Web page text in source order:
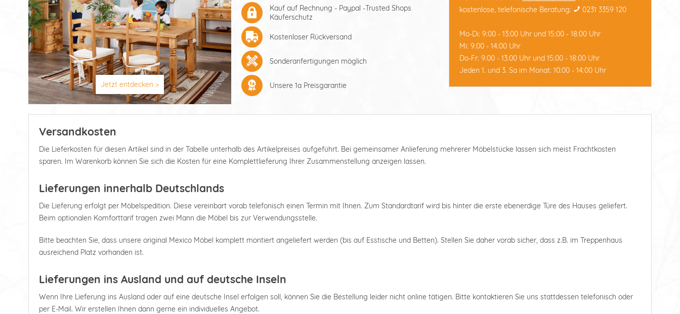
Jetzt entdecken >
Kauf auf Rechnung - Paypal -Trusted Shops
Käuferschutz
Kostenloser Rückversand
Sonderanfertigungen möglich
Unsere 1a Preisgarantie
kostenlose, telefonische Beratung:
0231 3359 120
Mo-Di: 9:00 - 13:00 Uhr und 15:00 - 18:00 Uhr
Mi: 9:00 - 14:00 Uhr
Do-Fr: 9:00 - 13:00 Uhr und 15:00 - 18:00 Uhr
Jeden 1. und 3. Sa im Monat: 10:00 - 14:00 Uhr
Versandkosten
Die Lieferkosten für diesen Artikel sind in der Tabelle unterhalb des Artikelpreises aufgeführt. Bei gemeinsamer Anlieferung mehrerer Möbelstücke lassen sich meist Frachtkosten
sparen. Im Warenkorb können Sie sich die Kosten für eine Komplettlieferung Ihrer Zusammenstellung anzeigen lassen.
Lieferungen innerhalb Deutschlands
Die Lieferung erfolgt per Möbelspedition. Diese vereinbart vorab telefonisch einen Termin mit Ihnen. Zum Standardtarif wird bis hinter die erste ebenerdige Türe des Hauses geliefert.
Beim optionalen Komforttarif tragen zwei Mann die Möbel bis zur Verwendungsstelle.
Bitte beachten Sie, dass unsere original Mexico Möbel komplett montiert angeliefert werden (bis auf Esstische und Betten). Stellen Sie daher vorab sicher, dass z.B. im Treppenhaus
ausreichend Platz vorhanden ist.
Lieferungen ins Ausland und auf deutsche Inseln
Wenn Ihre Lieferung ins Ausland oder auf eine deutsche Insel erfolgen soll, können Sie die Bestellung leider nicht online tätigen. Bitte kontaktieren Sie uns stattdessen telefonisch oder
per E-Mail. Wir erstellen Ihnen dann gerne ein individuelles Angebot.